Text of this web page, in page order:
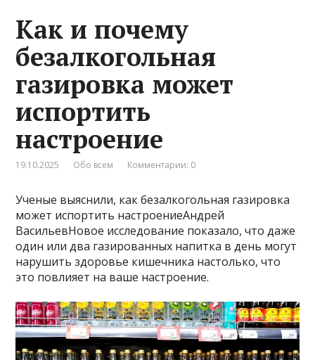
Как и почему
безалкогольная
газировка может
испортить
настроение
19.10.2025 Обо всем Комментарии: 0
Ученые выяснили, как безалкогольная газировка
может испортить настроениеАндрей
ВасильевНовое исследование показало, что даже
один или два газированных напитка в день могут
нарушить здоровье кишечника настолько, что
это повлияет на ваше настроение.